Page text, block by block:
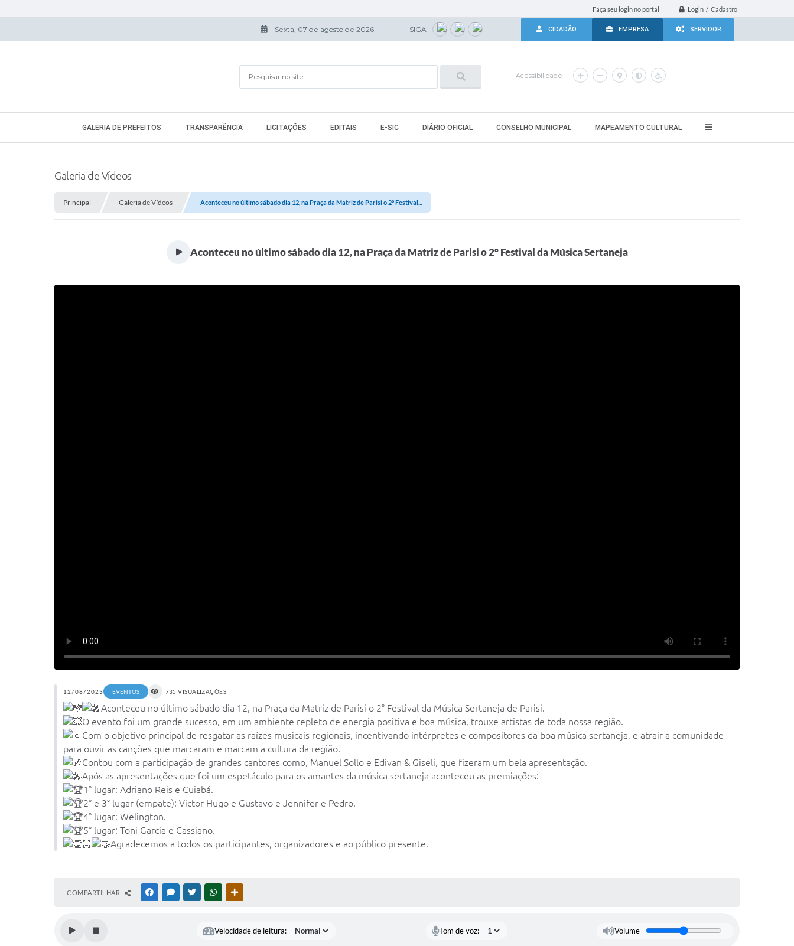
Faça seu login no portal Login / Cadastro
CIDADÃO EMPRESA SERVIDOR
SIGA
Sexta, 07 de agosto de 2026
Acessibilidade
GALERIA DE PREFEITOS TRANSPARÊNCIA LICITAÇÕES EDITAIS E-SIC DIÁRIO OFICIAL CONSELHO MUNICIPAL MAPEAMENTO CULTURAL
Galeria de Vídeos
Principal Galeria de Vídeos Aconteceu no último sábado dia 12, na Praça da Matriz de Parisi o 2° Festival...
Aconteceu no último sábado dia 12, na Praça da Matriz de Parisi o 2° Festival da Música Sertaneja
12/08/2023 EVENTOS 735 VISUALIZAÇÕES
Aconteceu no último sábado dia 12, na Praça da Matriz de Parisi o 2° Festival da Música Sertaneja de Parisi.
O evento foi um grande sucesso, em um ambiente repleto de energia positiva e boa música, trouxe artistas de toda nossa região.
Com o objetivo principal de resgatar as raízes musicais regionais, incentivando intérpretes e compositores da boa música sertaneja, e atrair a comunidade
para ouvir as canções que marcaram e marcam a cultura da região.
Contou com a participação de grandes cantores como, Manuel Sollo e Edivan & Giseli, que fizeram um bela apresentação.
Após as apresentações que foi um espetáculo para os amantes da música sertaneja aconteceu as premiações:
1° lugar: Adriano Reis e Cuiabá.
2° e 3° lugar (empate): Victor Hugo e Gustavo e Jennifer e Pedro.
4° lugar: Welington.
5° lugar: Toni Garcia e Cassiano.
Agradecemos a todos os participantes, organizadores e ao público presente.
COMPARTILHAR FACEBOOKMESSENGER
TWITTERWHATSAPP
Velocidade de leitura: Tom de voz: Volume